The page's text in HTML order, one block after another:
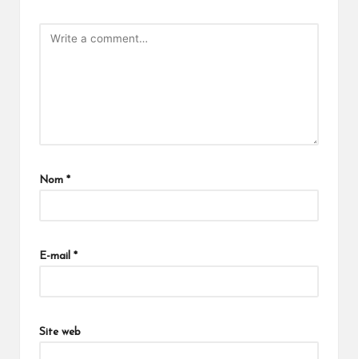
Nom *
E-mail *
Site web